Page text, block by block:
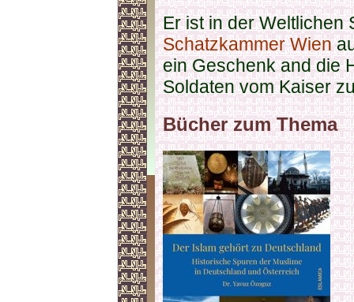
Er ist in der
Schatzkammer Wien
ein Geschenk and die
Soldaten vom Kaiser
Bücher zum Thema